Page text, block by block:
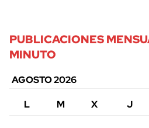
PUBLICACIONES
MINUTO
AGOSTO 2026
L
M X J